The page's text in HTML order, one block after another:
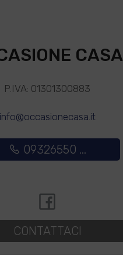
CASA
P.IVA: 01301300883
info@occasionecasa.it
09326550 ...
CONTATTACI